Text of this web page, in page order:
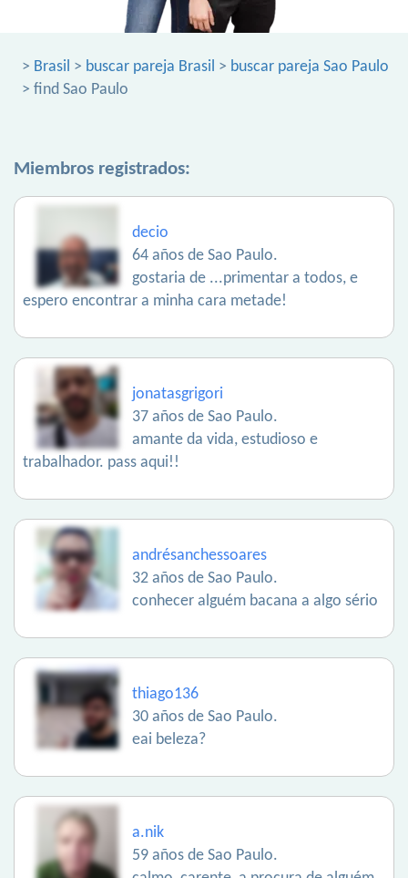
> Brasil > buscar pareja Brasil > buscar pareja Sao Paulo
> find Sao Paulo
Miembros registrados:
decio
64 años de Sao Paulo.
gostaria de ...primentar a todos, e
espero encontrar a minha cara metade!
jonatasgrigori
37 años de Sao Paulo.
amante da vida, estudioso e
trabalhador. pass aqui!!
andrésanchessoares
32 años de Sao Paulo.
conhecer alguém bacana a algo sério
thiago136
30 años de Sao Paulo.
eai beleza?
a.nik
59 años de Sao Paulo.